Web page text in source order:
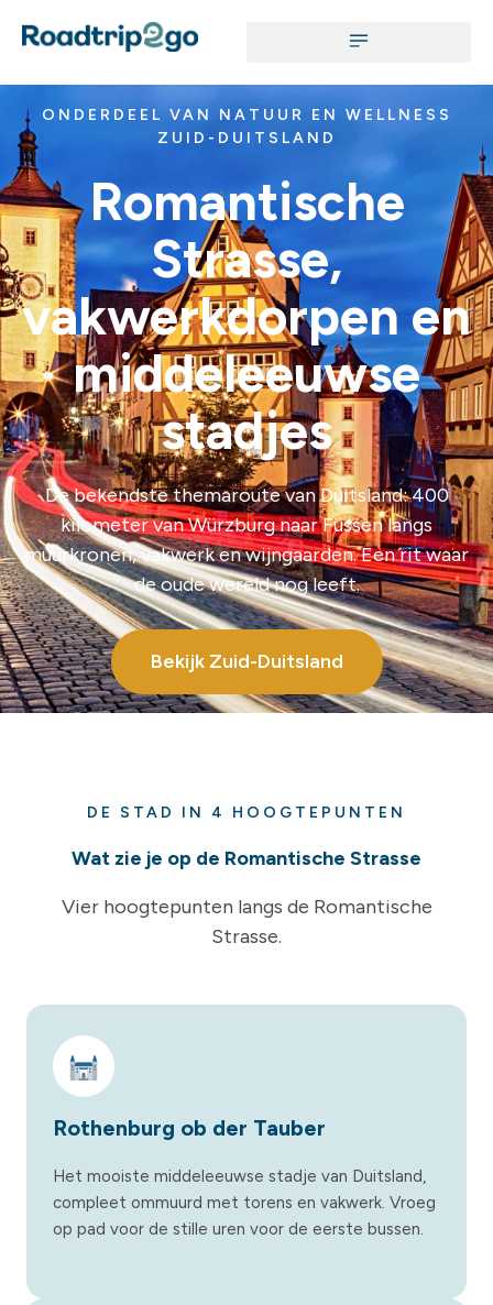
ONDERDEEL VAN NATUUR EN WELLNESS
ZUID-DUITSLAND
Romantische
Strasse,
vakwerkdorpen en
middeleeuwse
stadjes
De bekendste themaroute van Duitsland: 400
kilometer van Würzburg naar Füssen langs
muurkronen, vakwerk en wijngaarden. Een rit waar
de oude wereld nog leeft.
Bekijk Zuid-Duitsland
DE STAD IN 4 HOOGTEPUNTEN
Wat zie je op de Romantische Strasse
Vier hoogtepunten langs de Romantische
Strasse.
Rothenburg ob der Tauber
Het mooiste middeleeuwse stadje van Duitsland,
compleet ommuurd met torens en vakwerk. Vroeg
op pad voor de stille uren voor de eerste bussen.